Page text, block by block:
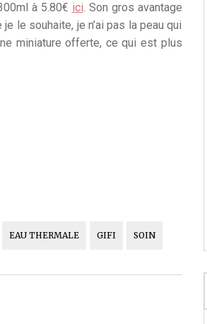
à 5.80€ ici. Son gros avantage
le souhaite, je n’ai pas la peau qui
miniature offerte, ce qui est plus
EAU THERMALE GIFI SOIN